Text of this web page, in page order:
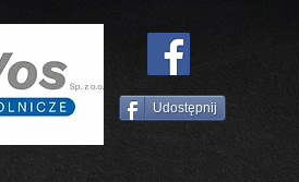
Udostępnij